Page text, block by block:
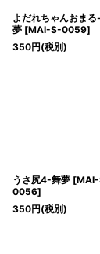
よだれちゃんおま
夢 [MAI-S-0059]
350円(税別)
うさ尻4-舞夢 [
0056]
350円(税別)